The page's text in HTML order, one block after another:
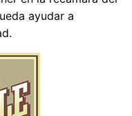
ayudar a